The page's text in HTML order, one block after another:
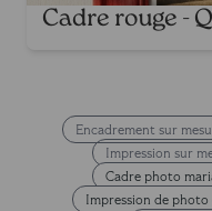
Cadre rouge -
Encadrement sur
Impression sur
Cadre photo
Impression de photo